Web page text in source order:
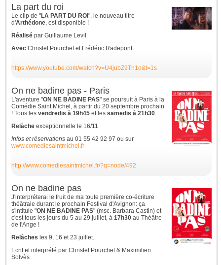
La part du roi
Le clip de "LA PART DU ROI", le nouveau titre
d'Arthédone, est disponible !
Réalisé par Guillaume Levil
Avec Christel Pourchet et Frédéric Radepont
https://www.youtube.com/watch?v=U4jubZ9Th1o&t=1s
On ne badine pas - Paris
L'aventure "ON NE BADINE PAS" se poursuit à Paris à la
Comédie Saint Michel, à partir du 20 septembre prochain
! Tous lesvendredis à 19h45 et les samedis à 21h30.
Relâche exceptionnelle le 16/11.
Infos et réservations au 01 55 42 92 97 ou sur
www.comediesaintmichel.fr
http://www.comediesaintmichel.fr/?q=node/492
On ne badine pas
J'interpréterai le fruit de ma toute première co-écriture
théâtrale durant le prochain Festival d'Avignon: ça
s'intitule "ON NE BADINE PAS" (msc. Barbara Castin) et
c'est tous les jours du 5 au 29 juillet, à17h30 au Théâtre
de l'Ange !
Relâches les 9, 16 et 23 juillet.
Ecrit et interprété par Christel Pourchet & Maximilien
Solvès